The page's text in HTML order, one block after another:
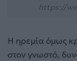
Η ηρεμία όμως
στον γνωστό,